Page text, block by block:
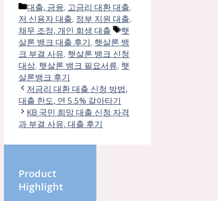
카
테
고
리
대출, 금융, 고금리 대환 대출,
저 신용자 대출, 정부 지원 대출,
채무 조정, 개인 회생 대출
태
그
햇
살론 뱅크 대출 후기, 햇살론 뱅
크 부결 사유, 햇살론 뱅크 신청
대상, 햇살론 뱅크 필요서류, 햇
살론뱅크 후기
저금리 대환 대출 신청 방법,
대출 한도, 연 5.5% 갈아타기
KB 국민 희망 대출 신청 자격
과 부결 사유, 대출 후기
Product
Highlight